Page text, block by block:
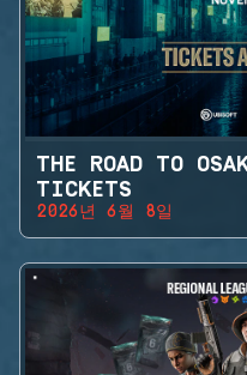
THE ROAD TO
TICKETS
2026년 6월 8일